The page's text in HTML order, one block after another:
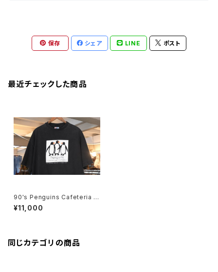
保存 シェア LINE ポスト
最近チェックした商品
90's Penguins Cafeteria pr
int cotton Tee "Made in U.
S.A."
¥11,000
同じカテゴリの商品